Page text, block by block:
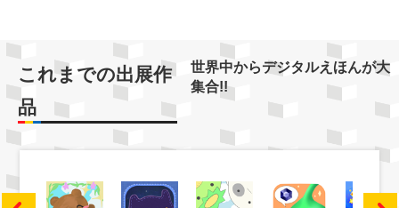
これまでの出展作
品
世界中からデジタルえほんが大
集合!!